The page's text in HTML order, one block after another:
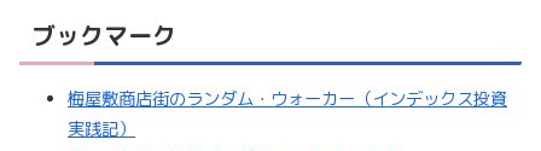
ブックマーク
梅屋敷商店街のランダム・ウォーカー（インデックス投資
実践記）